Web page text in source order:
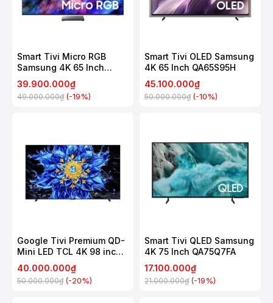
Smart Tivi Micro RGB
Samsung 4K 65 Inch
MRA65R95H
39.900.000₫
49.000.000₫ (-19%)
Smart Tivi OLED Samsung
4K 65 Inch QA65S95H
45.100.000₫
50.000.000₫ (-10%)
Google Tivi Premium QD-
Mini LED TCL 4K 98 inch
98P8LS
40.000.000₫
50.000.000₫ (-20%)
Smart Tivi QLED Samsung
4K 75 Inch QA75Q7FA
17.100.000₫
21.000.000₫ (-19%)